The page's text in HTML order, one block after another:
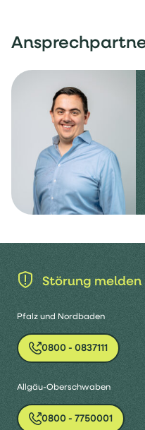
Störung melden
Pfalz und Nordbaden
0800 - 0837111
Allgäu-Oberschwaben
0800 - 7750001